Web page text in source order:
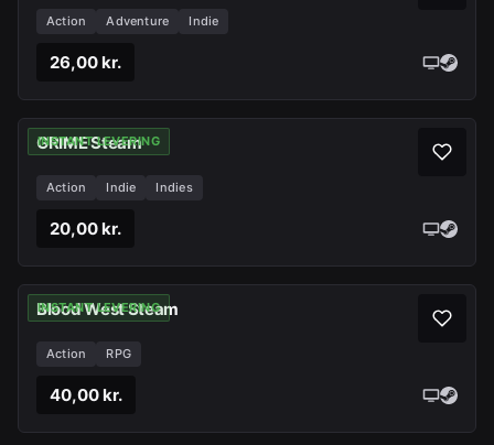
Action Adventure Indie
26,00 kr.
INSTANT LEVERING
GRIME Steam
Action Indie Indies
20,00 kr.
INSTANT LEVERING
Blood West Steam
Action RPG
40,00 kr.